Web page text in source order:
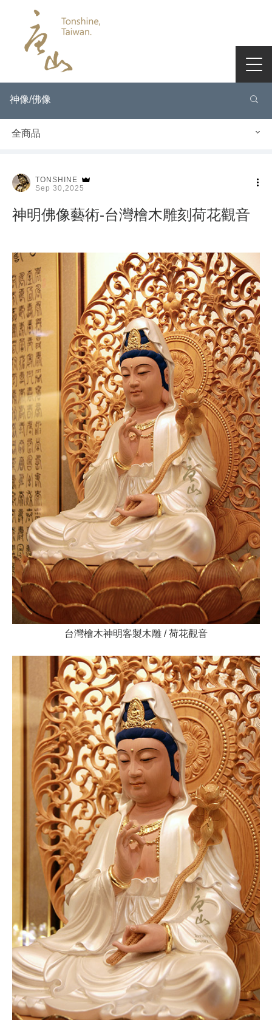
神像/佛像
全商品
TONSHINE
Sep 30,2025
神明佛像藝術-台灣檜木雕刻荷花觀音
台灣檜木神明客製木雕 / 荷花觀音